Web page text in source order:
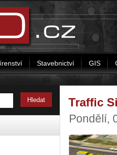
Stavebnictví GIS
Traffic
Pondělí,